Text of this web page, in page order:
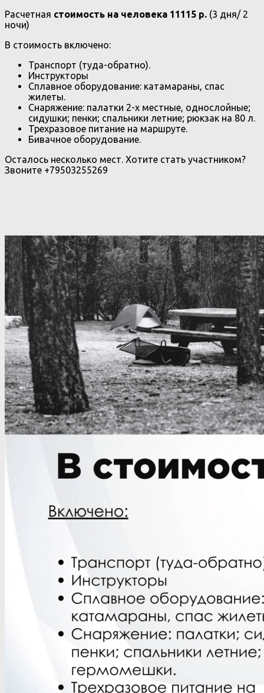
Расчетная стоимость на человека 11115 р. (3 дня/ 2
ночи)
В стоимость включено:
Транспорт (туда-обратно).
Инструкторы
Сплавное оборудование: катамараны, спас
жилеты.
Снаряжение: палатки 2-х местные, однослойные;
сидушки; пенки; спальники летние; рюкзак на 80 л.
Трехразовое питание на маршруте.
Бивачное оборудование.
Осталось несколько мест. Хотите стать участником?
Звоните +79503255269